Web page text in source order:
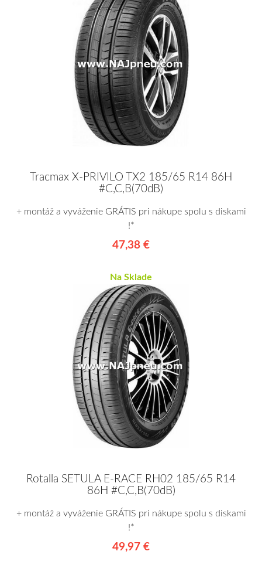
Tracmax X-PRIVILO TX2 185/65 R14 86H
#C,C,B(70dB)
+ montáž a vyváženie GRÁTIS pri nákupe spolu s diskami
!*
47,38 €
Na Sklade
Rotalla SETULA E-RACE RH02 185/65 R14
86H #C,C,B(70dB)
+ montáž a vyváženie GRÁTIS pri nákupe spolu s diskami
!*
49,97 €